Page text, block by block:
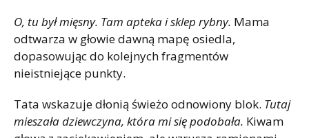
O, tu był mięsny. Tam apteka i sklep rybny. Mama
odtwarza w głowie dawną mapę osiedla,
dopasowując do kolejnych fragmentów
nieistniejące punkty.
Tata wskazuje dłonią świeżo odnowiony blok. Tutaj
mieszała dziewczyna, która mi się podobała. Kiwam